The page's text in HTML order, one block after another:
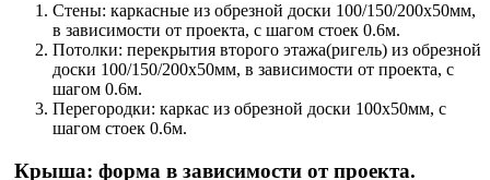
Стены: каркасные из обрезной доски 100/150/200х50мм,
в зависимости от проекта, с шагом стоек 0.6м.
Потолки: перекрытия второго этажа(ригель) из обрезной
доски 100/150/200х50мм, в зависимости от проекта, с
шагом 0.6м.
Перегородки: каркас из обрезной доски 100х50мм, с
шагом стоек 0.6м.
Крыша: форма в зависимости от проекта.